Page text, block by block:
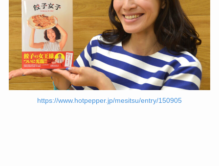
https://www.hotpepper.jp/mesitsu/entry/150905